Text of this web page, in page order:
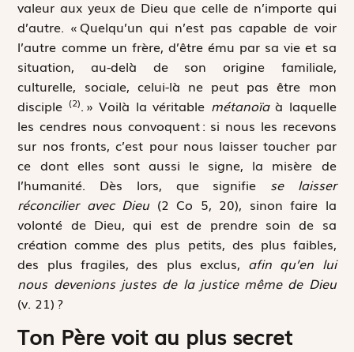
valeur aux yeux de Dieu que celle de n’importe qui
d’autre. « Quelqu’un qui n’est pas capable de voir
l’autre comme un frère, d’être ému par sa vie et sa
situation, au-delà de son origine familiale,
culturelle, sociale, celui-là ne peut pas être mon
disciple (2). » Voilà la véritable métanoïaà laquelle
les cendres nous convoquent : si nous les recevons
sur nos fronts, c’est pour nous laisser toucher par
ce dont elles sont aussi le signe, la misère de
l’humanité. Dès lors, que signifie se laisser
réconcilier avec Dieu(2 Co 5, 20), sinon faire la
volonté de Dieu, qui est de prendre soin de sa
création comme des plus petits, des plus faibles,
des plus fragiles, des plus exclus, afin qu’en lui
nous devenions justes de la justice même de Dieu
(v. 21) ?
Ton Père voit au plus secret